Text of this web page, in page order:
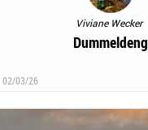
Viviane Wecker
Dummeldeng
02/03/26